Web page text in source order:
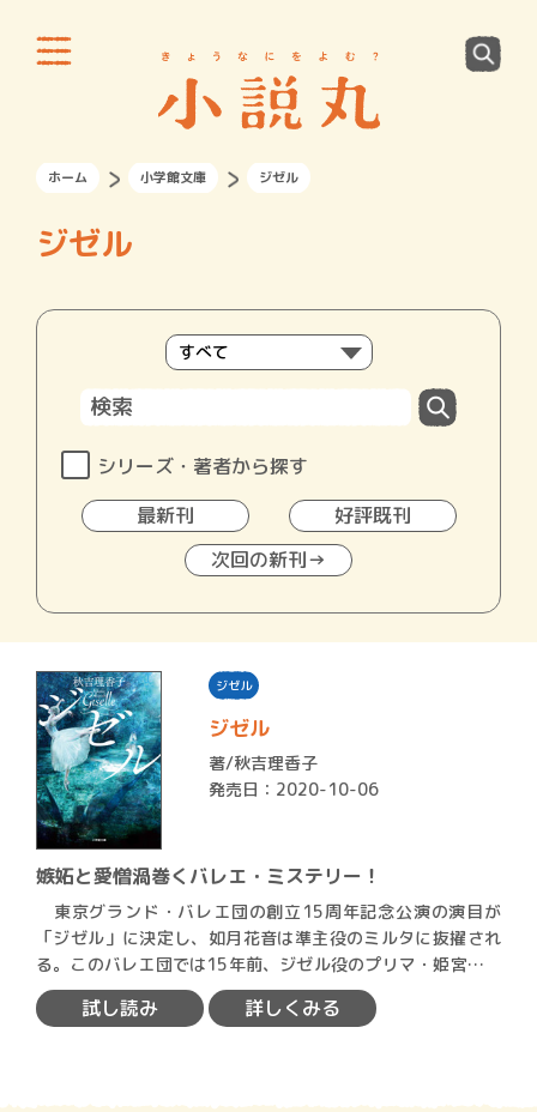
ホーム 小学館文庫 ジゼル
ジゼル
シリーズ・著者から探す
最新刊
好評既刊
次回の新刊→
ジゼル
ジゼル
著/秋吉理香子
発売日：2020-10-06
嫉妬と愛憎渦巻くバレエ・ミステリー！
東京グランド・バレエ団の創立15周年記念公演の演目が
「ジゼル」に決定し、如月花音は準主役のミルタに抜擢され
る。このバレエ団では15年前、ジゼル役のプリマ・姫宮真由
美が代…
試し読み 詳しくみる